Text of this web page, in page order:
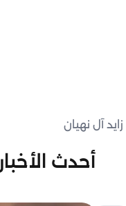
آل نهيان
أحدث الأخبار